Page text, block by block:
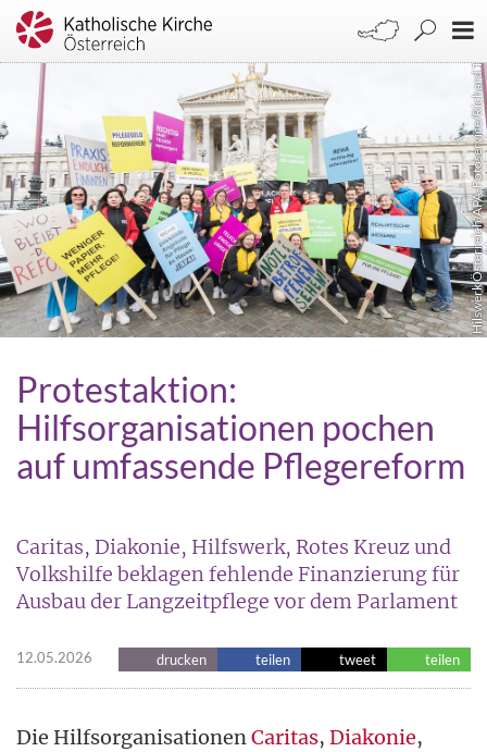
Hilswerk Österreich/APA-Fotoservice/Richard Tanzer
Protestaktion:
Hilfsorganisationen pochen
auf umfassende Pflegereform
Caritas, Diakonie, Hilfswerk, Rotes Kreuz und
Volkshilfe beklagen fehlende Finanzierung für
Ausbau der Langzeitpflege vor dem Parlament
12.05.2026 drucken teilen tweet teilen
Die HilfsorganisationenCaritas, Diakonie,